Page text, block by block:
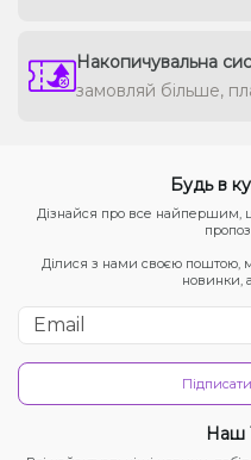
Накопичувальна
замовляй більше,
Будь в
Дізнайся про все найпершим,
Ділися з нами своєю поштою,
новинки,
Наш